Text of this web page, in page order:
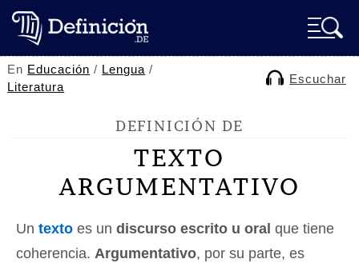
En Educación / Lengua /
Literatura
Escuchar
DEFINICIÓN DE
TEXTO
ARGUMENTATIVO
Un texto es un discurso escrito u oral que tiene
coherencia. Argumentativo, por su parte, es